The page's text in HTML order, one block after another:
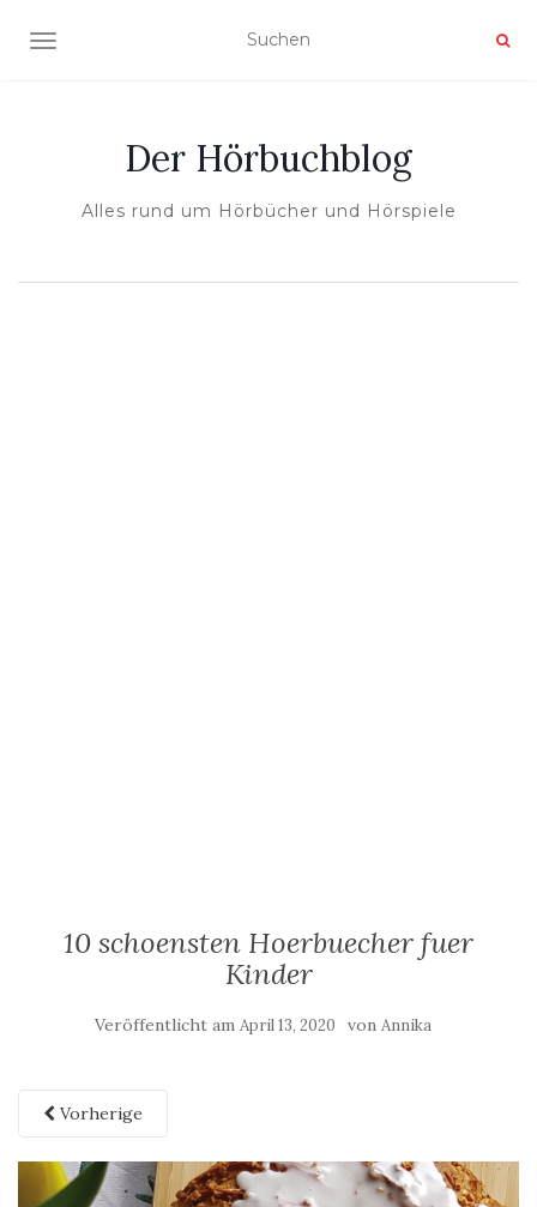
NAVIGATION UMSCHALTEN
Der Hörbuchblog
Alles rund um Hörbücher und Hörspiele
10 schoensten Hoerbuecher fuer
Kinder
Veröffentlicht am April 13, 2020 von Annika
Vorherige